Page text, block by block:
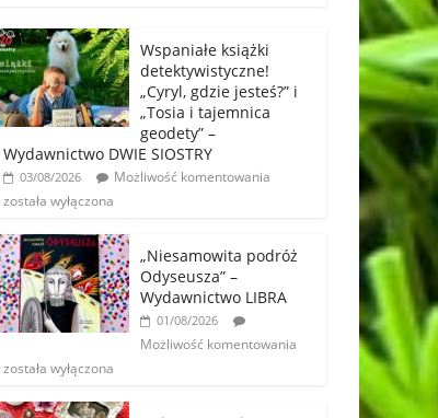
Wspaniałe książki
detektywistyczne!
„Cyryl, gdzie jesteś?” i
„Tosia i tajemnica
geodety” –
Wydawnictwo DWIE SIOSTRY
03/08/2026
Możliwość komentowania
została wyłączona
„Niesamowita podróż
Odyseusza” –
Wydawnictwo LIBRA
01/08/2026
Możliwość komentowania
została wyłączona